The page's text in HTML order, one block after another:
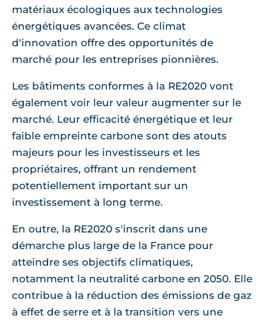
matériaux écologiques aux technologies
énergétiques avancées. Ce climat
d'innovation offre des opportunités de
marché pour les entreprises pionnières.
Les bâtiments conformes à la RE2020 vont
également voir leur valeur augmenter sur le
marché. Leur efficacité énergétique et leur
faible empreinte carbone sont des atouts
majeurs pour les investisseurs et les
propriétaires, offrant un rendement
potentiellement important sur un
investissement à long terme.
En outre, la RE2020 s'inscrit dans une
démarche plus large de la France pour
atteindre ses objectifs climatiques,
notamment la neutralité carbone en 2050. Elle
contribue à la réduction des émissions de gaz
à effet de serre et à la transition vers une